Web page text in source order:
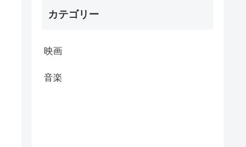
カテゴリー
映画
音楽